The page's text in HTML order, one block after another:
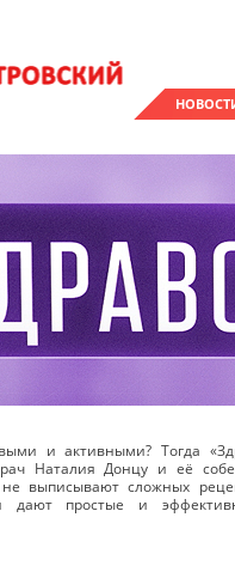
и активными? Тогда
Наталия Донцу и её
выписывают сложных
дают простые и